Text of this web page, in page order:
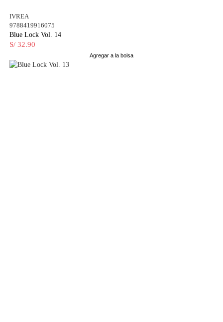
IVREA
9788419916075
Blue Lock Vol. 14
S/ 32.90
Agregar a la bolsa